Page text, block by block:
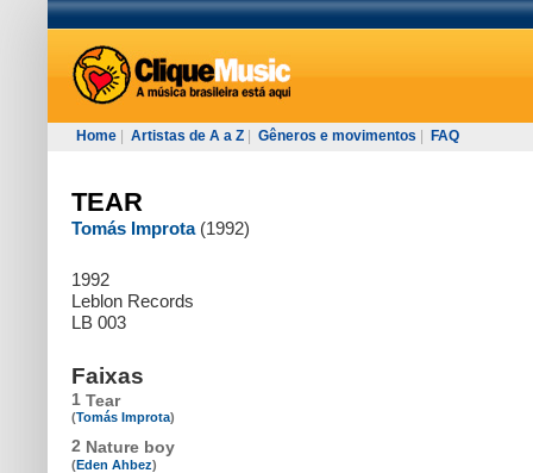
Home Artistas de A a Z Gêneros e movimentos FAQ
TEAR
Tomás Improta (1992)
1992
Leblon Records
LB 003
Faixas
1 Tear
(Tomás Improta)
2 Nature boy
(Eden Ahbez)